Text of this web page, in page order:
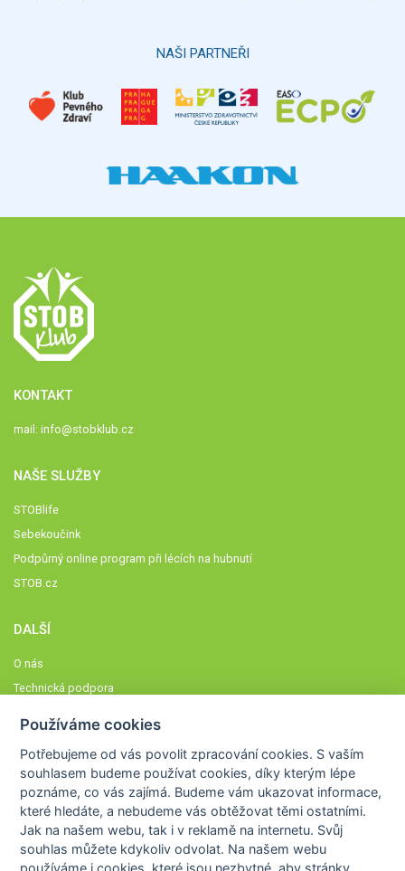
NAŠI PARTNEŘI
KONTAKT
mail: info@stobklub.cz
NAŠE SLUŽBY
STOBlife
Sebekoučink
Podpůrný online program při lécích na hubnutí
STOB.cz
DALŠÍ
O nás
Technická podpora
Členové STOBklubu
Zásady nakládání s osobními údaji
Otestujte se
Spočítejte si
Výzva 52
Používáme cookies
Potřebujeme od vás povolit zpracování cookies. S vaším
souhlasem budeme používat cookies, díky kterým lépe
poznáme,co vás zajímá. Budeme vám ukazovat informace,
které hledáte, a nebudeme vás obtěžovat těmi ostatními.
Jak na našem webu, tak i v reklamě na internetu. Svůj
souhlas můžete kdykoliv odvolat. Na našem webu
používáme i cookies, které jsou nezbytné , aby stránky